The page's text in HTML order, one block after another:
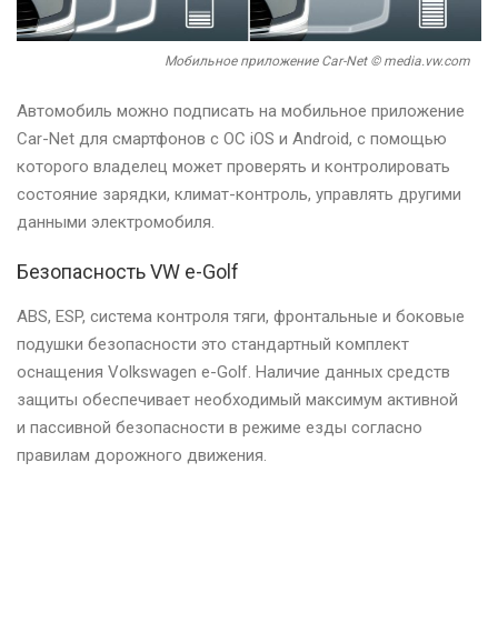
Мобильное приложение Car-Net © media.vw.com
Автомобиль можно подписать на мобильное приложение
Car-Net для смартфонов с ОС iOS и Android, с помощью
которого владелец может проверять и контролировать
состояние зарядки, климат-контроль, управлять другими
данными электромобиля.
Безопасность VW e-Golf
ABS, ESP, система контроля тяги, фронтальные и боковые
подушки безопасности это стандартный комплект
оснащения Volkswagen e-Golf. Наличие данных средств
защиты обеспечивает необходимый максимум активной
и пассивной безопасности в режиме езды согласно
правилам дорожного движения.